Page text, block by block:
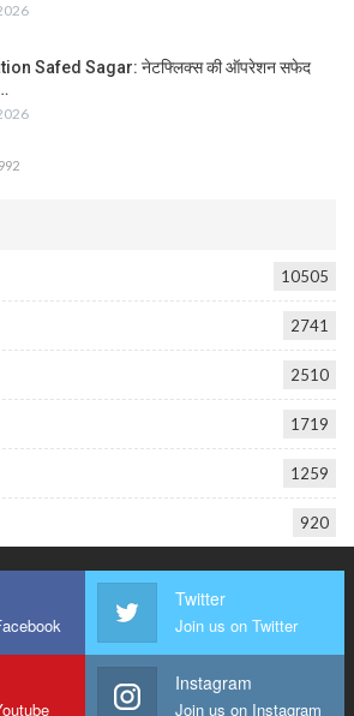
Safed Sagar: नेटफ्लिक्स की ऑपरेशन सफेद
10505
2741
2510
1719
1259
920
Twitter
Join us on Twitter
Instagram
Join us on Instagram